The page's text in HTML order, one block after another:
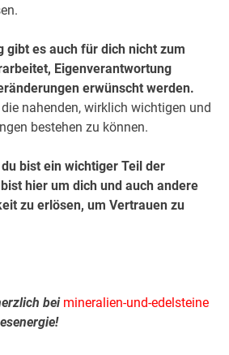
gibt es auch für dich nicht zum
Eigenverantwortung
erwünscht werden.
nahenden, wirklich wichtigen und
bestehen zu können.
bist ein wichtiger Teil der
hier um dich und auch andere
zu erlösen, um Vertrauen zu
bei mineralien-und-edelsteine